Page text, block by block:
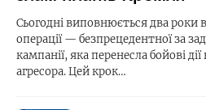
Сьогодні виповнюється два роки
операції — безпрецедентної за
кампанії, яка перенесла бойові
агресора. Цей крок…